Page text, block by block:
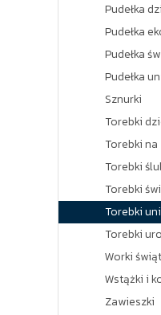
Pudełka
Pudełka
Pudełka
Pudełka
Sznurki
Torebki
Torebki
Torebki
Torebki
Torebki
Torebki
Worki
Wstążki i
Zawieszki